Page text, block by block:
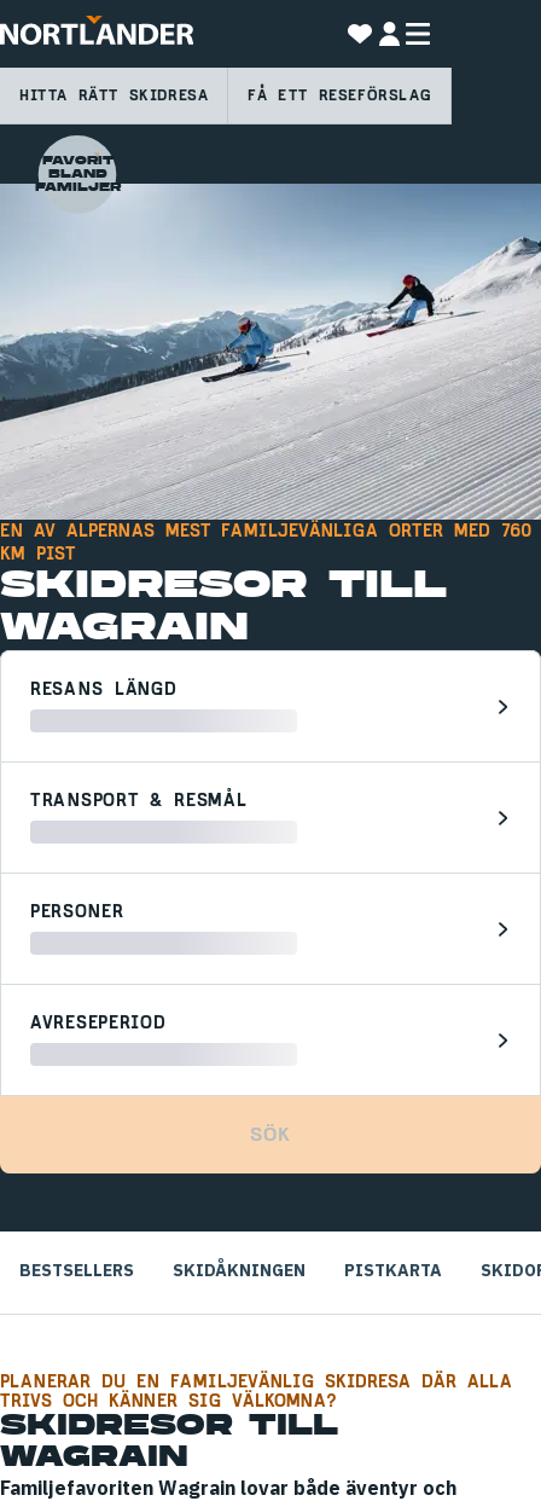
HITTA RÄTT SKIDRESA FÅ ETT RESEFÖRSLAG
FAVORIT
BLAND
FAMILJER
EN AV ALPERNAS MEST FAMILJEVÄNLIGA ORTER MED 760
KM PIST
SKIDRESOR TILL
WAGRAIN
RESANS LÄNGD
TRANSPORT & RESMÅL
PERSONER
AVRESEPERIOD
SÖK
BESTSELLERS SKIDÅKNINGEN PISTKARTA
PLANERAR DU EN FAMILJEVÄNLIG SKIDRESA DÄR ALLA
TRIVS OCH KÄNNER SIG VÄLKOMNA?
SKIDRESOR TILL
WAGRAIN
Familjefavoriten Wagrain lovar både äventyr och